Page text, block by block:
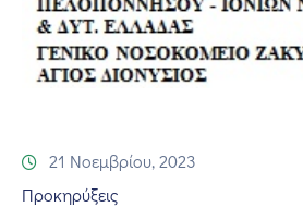
Πληροφόρηση
Προγράμματα
21 Νοεμβρίου, 2023
Προκηρύξεις